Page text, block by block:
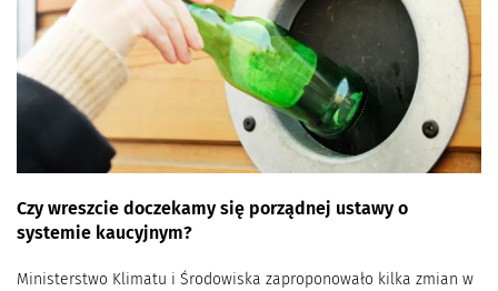
Czy wreszcie doczekamy się porządnej ustawy o
systemie kaucyjnym?
Ministerstwo Klimatu i Środowiska zaproponowało kilka zmian w